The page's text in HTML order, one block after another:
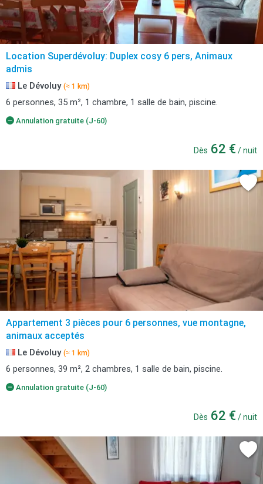
Location Superdévoluy: Duplex cosy 6 pers, Animaux
admis
Le Dévoluy (≈ 1 km)
6 personnes, 35 m², 1 chambre, 1 salle de bain, piscine.
Annulation gratuite (J-60)
Dès 62 € / nuit
Appartement 3 pièces pour 6 personnes, vue montagne,
animaux acceptés
Le Dévoluy (≈ 1 km)
6 personnes, 39 m², 2 chambres, 1 salle de bain, piscine.
Annulation gratuite (J-60)
Dès 62 € / nuit